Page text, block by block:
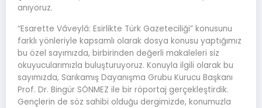
anıyoruz.
“Esarette Vâveylâ: Esirlikte Türk Gazeteciliği” konusunu
farklı yönleriyle kapsamlı olarak dosya konusu yaptığımız
bu özel sayımızda, birbirinden değerli makaleleri siz
okuyucularımızla buluşturuyoruz. Konuyla ilgili olarak bu
sayımızda, Sarıkamış Dayanışma Grubu Kurucu Başkanı
Prof. Dr. Bingür SÖNMEZ ile bir röportaj gerçekleştirdik.
Gençlerin de söz sahibi olduğu dergimizde, konumuzla